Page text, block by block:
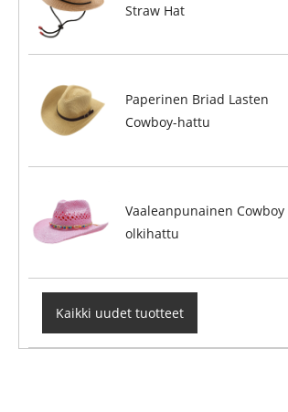
Straw Hat
Paperinen Briad Lasten
Cowboy-hattu
Vaaleanpunainen Cowboy
olkihattu
Kaikki uudet tuotteet